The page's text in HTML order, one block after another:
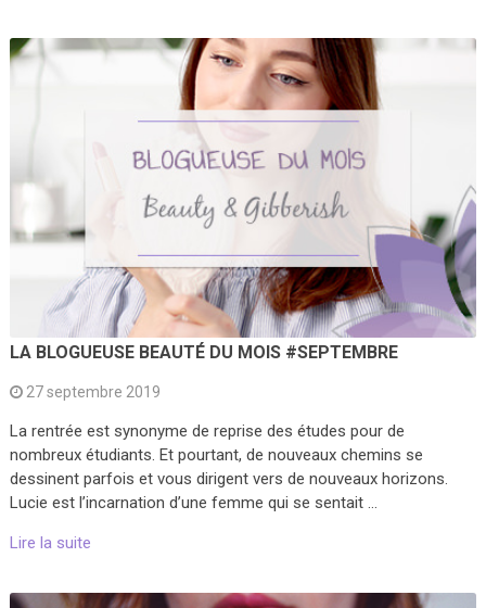
LA BLOGUEUSE BEAUTÉ DU MOIS #SEPTEMBRE
27 septembre 2019
La rentrée est synonyme de reprise des études pour de
nombreux étudiants. Et pourtant, de nouveaux chemins se
dessinent parfois et vous dirigent vers de nouveaux horizons.
Lucie est l’incarnation d’une femme qui se sentait …
Lire la suite